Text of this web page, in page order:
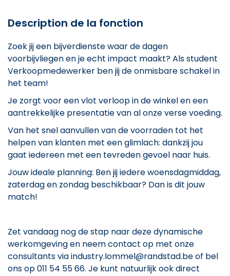
Description de la fonction
Zoek jij een bijverdienste waar de dagen
voorbijvliegen en je echt impact maakt? Als student
Verkoopmedewerker ben jij de onmisbare schakel in
het team!
Je zorgt voor een vlot verloop in de winkel en een
aantrekkelijke presentatie van al onze verse voeding.
Van het snel aanvullen van de voorraden tot het
helpen van klanten met een glimlach: dankzij jou
gaat iedereen met een tevreden gevoel naar huis.
Jouw ideale planning: Ben jij iedere woensdagmiddag,
zaterdag en zondag beschikbaar? Dan is dit jouw
match!
Zet vandaag nog de stap naar deze dynamische
werkomgeving en neem contact op met onze
consultants via industry.lommel@randstad.be of bel
ons op 011 54 55 66. Je kunt natuurlijk ook direct